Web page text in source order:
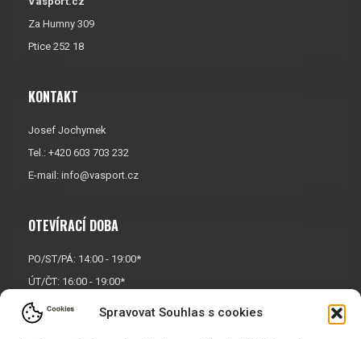
Spravovat Souhlas s cookies
Za Humny 309
Ptice 252 18
KONTAKT
Josef Jochymek
Tel.: +420 603 703 232
E-mail: info@vasport.cz
OTEVÍRACÍ DOBA
PO/ST/PÁ: 14:00 - 19:00*
ÚT/ČT: 16:00 - 19:00*
Sobota: 9:00 - 17:00*
Neděle: